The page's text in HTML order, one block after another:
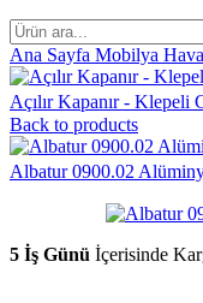
Ana Sayfa Mobilya
Açılır Kapanır -
Back to products
Albatur 0900.02
5 İş Günü İçerisinde